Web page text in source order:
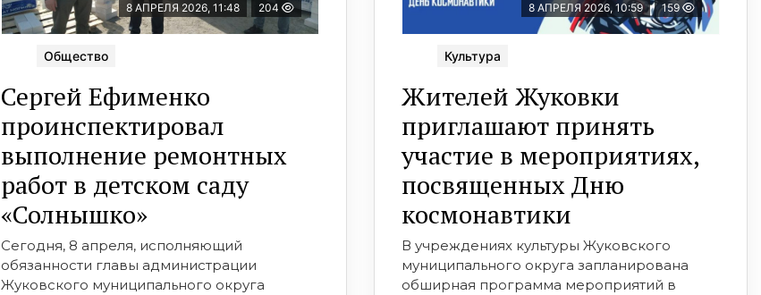
8 АПРЕЛЯ 2026, 11:48 204
Общество
Сергей Ефименко
проинспектировал
выполнение ремонтных
работ в детском саду
«Солнышко»
Сегодня, 8 апреля, исполняющий
обязанности главы администрации
Жуковского муниципального округа
8 АПРЕЛЯ 2026, 10:59 159
Культура
Жителей Жуковки
приглашают принять
участие в мероприятиях,
посвященных Дню
космонавтики
В учреждениях культуры Жуковского
муниципального округа запланирована
обширная программа мероприятий в